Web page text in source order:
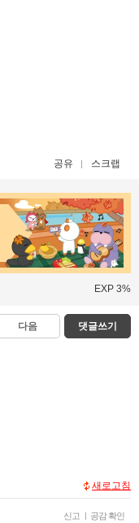
공유 스크랩
EXP 3%
다음 댓글쓰기
새로고침
신고 | 공감 확인